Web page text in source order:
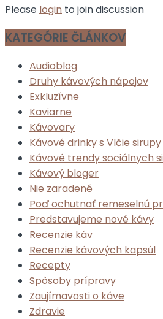
Please login to join discussion
KATEGÓRIE ČLÁNKOV
Audioblog
Druhy kávových nápojov
Exkluzívne
Kaviarne
Kávovary
Kávové drinky s Vlčie sirupy
Kávové trendy sociálnych
Kávový bloger
Nie zaradené
Poď ochutnať remeselnú
Predstavujeme nové kávy
Recenzie káv
Recenzie kávových kapsúl
Recepty
Spôsoby prípravy
Zaujímavosti o káve
Zdravie